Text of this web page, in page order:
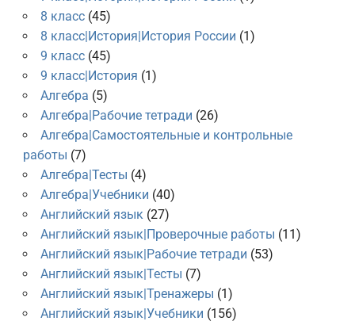
8 класс(45)
8 класс|История|История России (1)
9 класс(45)
9 класс|История (1)
Алгебра (5)
Алгебра|Рабочие тетради (26)
Алгебра|Самостоятельные и контрольные
работы (7)
Алгебра|Тесты (4)
Алгебра|Учебники (40)
Английский язык(27)
Английский язык|Проверочные работы (11)
Английский язык|Рабочие тетради (53)
Английский язык|Тесты (7)
Английский язык|Тренажеры (1)
Английский язык|Учебники (156)